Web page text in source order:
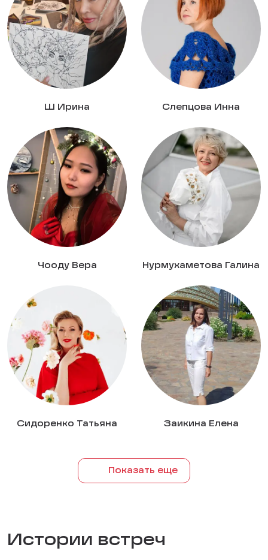
Ш Ирина Слепцова Инна
Чооду Вера Нурмухаметова Галина
Сидоренко Татьяна Заикина Елена
Показать еще
Истории встреч